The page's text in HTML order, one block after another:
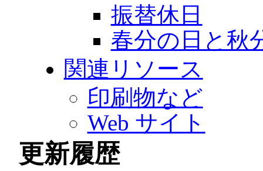
振替休日
春分の日と秋
関連リソース
印刷物など
Web サイト
更新履歴